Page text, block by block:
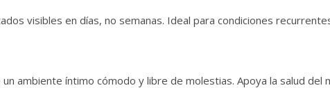
visibles en días, no semanas. Ideal para condiciones
ambiente íntimo cómodo y libre de molestias. Apoya la salud del